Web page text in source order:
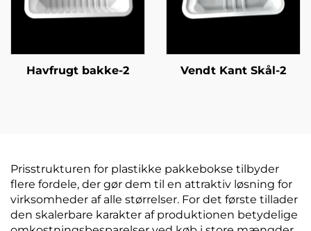
Havfrugt bakke-2 Vendt Kant Skål-2
Prisstrukturen for plastikke pakkebokse tilbyder
flere fordele, der gør dem til en attraktiv løsning for
virksomheder af alle størrelser. For det første tillader
den skalerbare karakter af produktionen betydelige